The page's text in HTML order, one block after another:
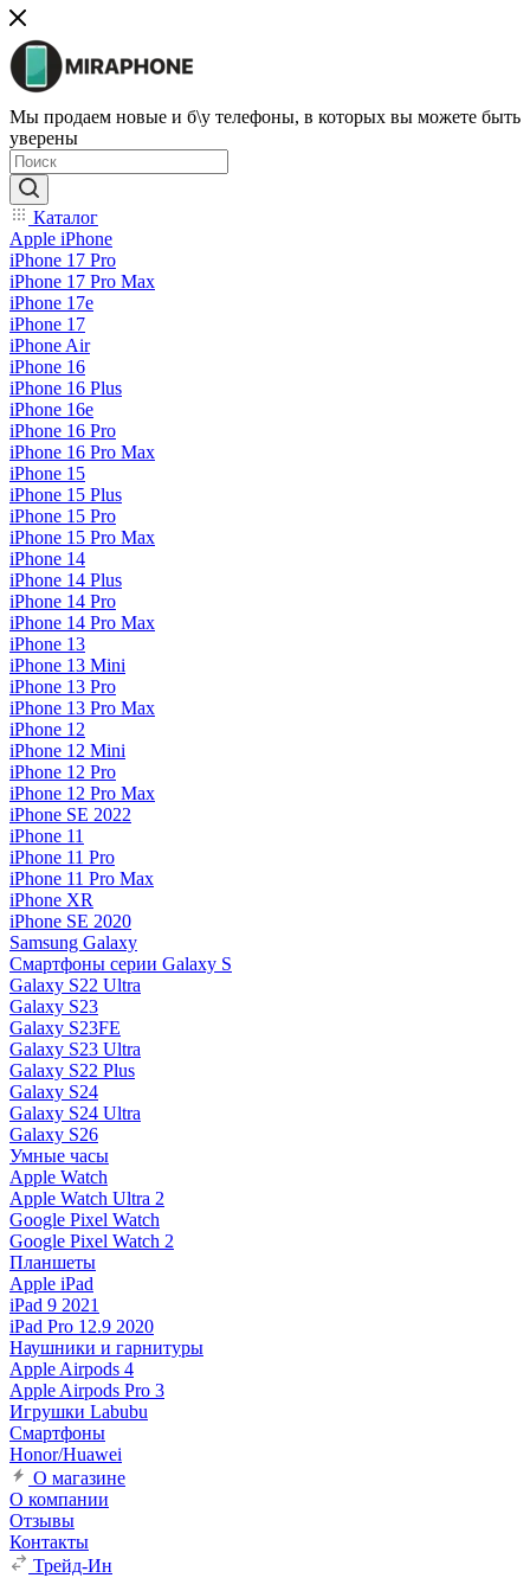
Мы продаем новые и б\у телефоны, в которых вы можете быть
уверены
Каталог
Apple iPhone
iPhone 17 Pro
iPhone 17 Pro Max
iPhone 17e
iPhone 17
iPhone Air
iPhone 16
iPhone 16 Plus
iPhone 16e
iPhone 16 Pro
iPhone 16 Pro Max
iPhone 15
iPhone 15 Plus
iPhone 15 Pro
iPhone 15 Pro Max
iPhone 14
iPhone 14 Plus
iPhone 14 Pro
iPhone 14 Pro Max
iPhone 13
iPhone 13 Mini
iPhone 13 Pro
iPhone 13 Pro Max
iPhone 12
iPhone 12 Mini
iPhone 12 Pro
iPhone 12 Pro Max
iPhone SE 2022
iPhone 11
iPhone 11 Pro
iPhone 11 Pro Max
iPhone XR
iPhone SE 2020
Samsung Galaxy
Смартфоны серии Galaxy S
Galaxy S22 Ultra
Galaxy S23
Galaxy S23FE
Galaxy S23 Ultra
Galaxy S22 Plus
Galaxy S24
Galaxy S24 Ultra
Galaxy S26
Умные часы
Apple Watch
Apple Watch Ultra 2
Google Pixel Watch
Google Pixel Watch 2
Планшеты
Apple iPad
iPad 9 2021
iPad Pro 12.9 2020
Наушники и гарнитуры
Apple Airpods 4
Apple Airpods Pro 3
Игрушки Labubu
Смартфоны
Honor/Huawei
О магазине
О компании
Отзывы
Контакты
Трейд-Ин